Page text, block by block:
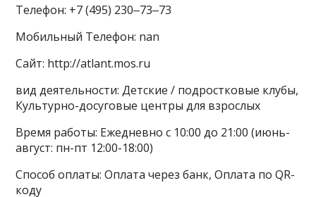
Телефон: +7 (495) 230‒73‒73
Мобильный Телефон: nan
Сайт: http://atlant.mos.ru
вид деятельности: Детские / подростковые клубы,
Культурно-досуговые центры для взрослых
Время работы: Ежедневно с 10:00 до 21:00 (июнь-
август: пн-пт 12:00-18:00)
Способ оплаты: Оплата через банк, Оплата по QR-
коду